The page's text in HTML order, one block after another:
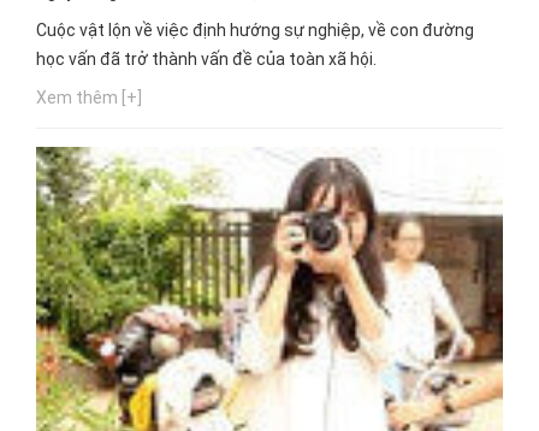
Cuộc vật lộn về việc định hướng sự nghiệp, về con đường
học vấn đã trở thành vấn đề của toàn xã hội.
Xem thêm [+]